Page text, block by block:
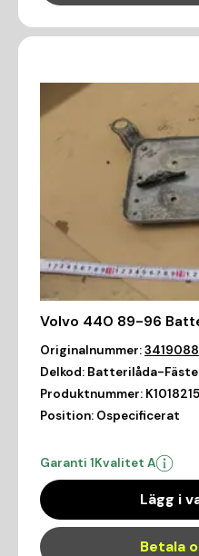
Volvo 440 89-96
Originalnummer:3419088
Delkod: Batterilåda-
Produktnummer: K1018215
Position: Ospecificerat
Garanti 1Kvalitet A
Lägg i
Betala